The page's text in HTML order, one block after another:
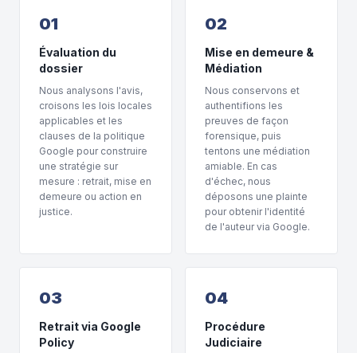
01
Évaluation du
dossier
Nous analysons l'avis,
croisons les lois locales
applicables et les
clauses de la politique
Google pour construire
une stratégie sur
mesure : retrait, mise en
demeure ou action en
justice.
02
Mise en demeure &
Médiation
Nous conservons et
authentifions les
preuves de façon
forensique, puis
tentons une médiation
amiable. En cas
d'échec, nous
déposons une plainte
pour obtenir l'identité
de l'auteur via Google.
03
Retrait via Google
Policy
04
Procédure
Judiciaire